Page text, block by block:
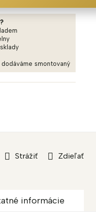
Strážiť Zdieľať
smontovaný
informácie